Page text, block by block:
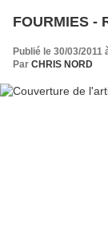
FOURMIES -
Publié le 30/03/2011
Par CHRIS NORD